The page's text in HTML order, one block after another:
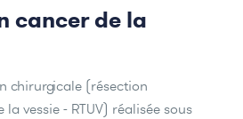
cancer de la
chirurgicale (résection
vessie - RTUV) réalisée sous